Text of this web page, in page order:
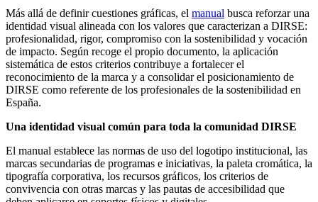
Más allá de definir cuestiones gráficas, el manual busca reforzar una
identidad visual alineada con los valores que caracterizan a DIRSE:
profesionalidad, rigor, compromiso con la sostenibilidad y vocación
de impacto. Según recoge el propio documento, la aplicación
sistemática de estos criterios contribuye a fortalecer el
reconocimiento de la marca y a consolidar el posicionamiento de
DIRSE como referente de los profesionales de la sostenibilidad en
España.
Una identidad visual común para toda la comunidad DIRSE
El manual establece las normas de uso del logotipo institucional, las
marcas secundarias de programas e iniciativas, la paleta cromática, la
tipografía corporativa, los recursos gráficos, los criterios de
convivencia con otras marcas y las pautas de accesibilidad que